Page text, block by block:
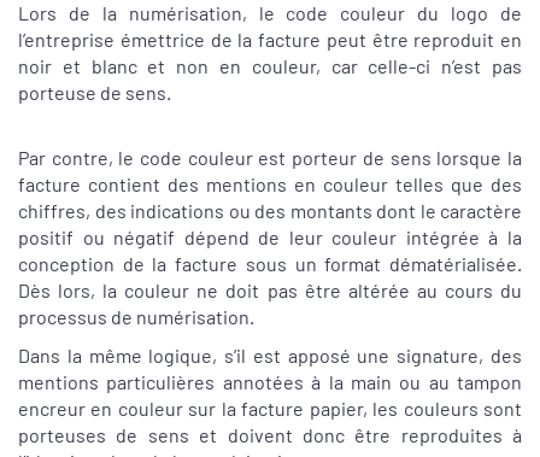
Lors de la numérisation, le code couleur du logo de
l’entreprise émettrice de la facture peut être reproduit en
noir et blanc et non en couleur, car celle-ci n’est pas
porteuse de sens.
Par contre, le code couleur est porteur de sens lorsque la
facture contient des mentions en couleur telles que des
chiffres, des indications ou des montants dont le caractère
positif ou négatif dépend de leur couleur intégrée à la
conception de la facture sous un format dématérialisée.
Dès lors, la couleur ne doit pas être altérée au cours du
processus de numérisation.
Dans la même logique, s’il est apposé une signature, des
mentions particulières annotées à la main ou au tampon
encreur en couleur sur la facture papier, les couleurs sont
porteuses de sens et doivent donc être reproduites à